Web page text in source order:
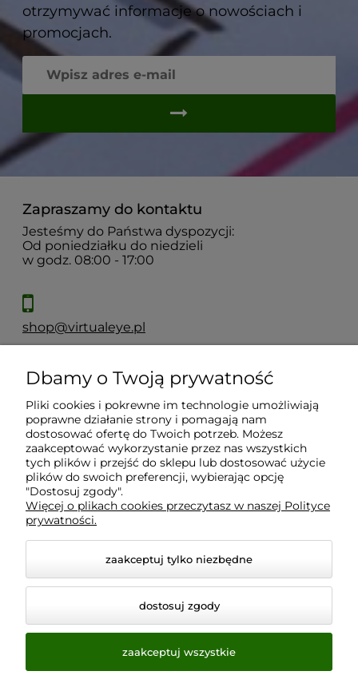
otrzymywać informacje o nowościach i
promocjach.
Zapraszamy do kontaktu
Jesteśmy do Państwa dyspozycji:
Od poniedziałku do niedzieli
w godz. 08:00 - 17:00
shop@virtualeye.pl
Moje konto
Płatności i dostawa
Informacje
O nas
Dbamy o Twoją prywatność
Pliki cookies i pokrewne im technologie umożliwiają
poprawne działanie strony i pomagają nam
dostosować ofertę do Twoich potrzeb. Możesz
zaakceptować wykorzystanie przez nas wszystkich
tych plików i przejść do sklepu lub dostosować użycie
plików do swoich preferencji, wybierając opcję
"Dostosuj zgody".
Więcej o plikach cookies przeczytasz w naszej Polityce
prywatności.
zaakceptuj tylko niezbędne
dostosuj zgody
zaakceptuj wszystkie